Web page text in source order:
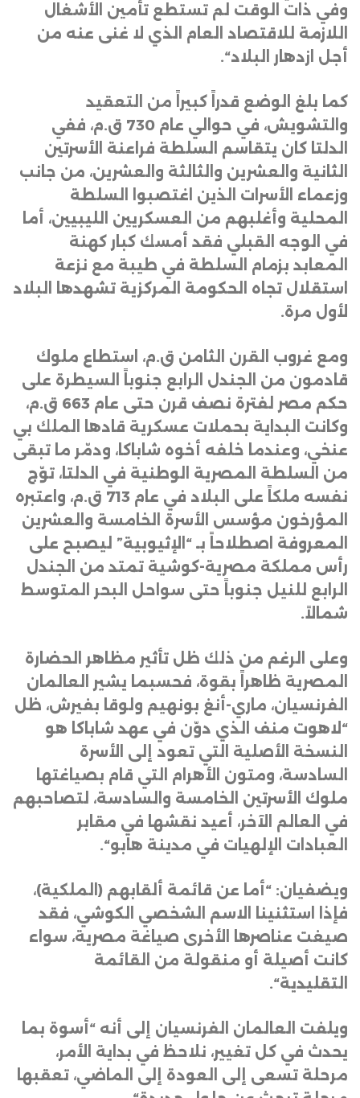
وفي ذات الوقت لم تستطع تأمين الأشغال
اللازمة للاقتصاد العام الذي لا غنى عنه من
أجل ازدهار البلاد“.
كما بلغ الوضع قدراً كبيراً من التعقيد
والتشويش، في حوالي عام 730 ق.م، ففي
الدلتا كان يتقاسم السلطة فراعنة الأسرتين
الثانية والعشرين والثالثة والعشرين، من جانب
وزعماء الأسرات الذين اغتصبوا السلطة
المحلية وأغلبهم من العسكريين الليبيين، أما
في الوجه القبلي فقد أمسك كبار كهنة
المعابد بزمام السلطة في طيبة مع نزعة
استقلال تجاه الحكومة المركزية تشهدها البلاد
لأول مرة.
ومع غروب القرن الثامن ق.م، استطاع ملوك
قادمون من الجندل الرابع جنوباً السيطرة على
حكم مصر لفترة نصف قرن حتى عام 663 ق.م،
وكانت البداية بحملات عسكرية قادها الملك بي
عنخي، وعندما خلفه أخوه شاباكا، ودمّر ما تبقى
من السلطة المصرية الوطنية في الدلتا، توّج
نفسه ملكاً على البلاد في عام 713 ق.م، واعتبره
المؤرخون مؤسس الأسرة الخامسة والعشرين
المعروفة اصطلاحاً بـ “الإثيوبية” ليصبح على
رأس مملكة مصرية-كوشية تمتد من الجندل
الرابع للنيل جنوباً حتى سواحل البحر المتوسط
شمالاً.
وعلى الرغم من ذلك ظل تأثير مظاهر الحضارة
المصرية ظاهراً بقوة، فحسبما يشير العالمان
الفرنسيان، ماري-أنغ بونهيم ولوقا بفيرش، ظل
“لاهوت منف الذي دوّن في عهد شاباكا هو
النسخة الأصلية التي تعود إلى الأسرة
السادسة، ومتون الأهرام التي قام بصياغتها
ملوك الأسرتين الخامسة والسادسة، لتصاحبهم
في العالم الآخر، أعيد نقشها في مقابر
العبادات الإلهيات في مدينة هابو“.
ويضفيان: “أما عن قائمة ألقابهم (الملكية)،
فإذا استثنينا الاسم الشخصي الكوشي، فقد
صيغت عناصرها الأخرى صياغة مصرية، سواء
كانت أصيلة أو منقولة من القائمة
التقليدية“.
ويلفت العالمان الفرنسيان إلى أنه “أسوة بما
يحدث في كل تغيير، نلاحظ في بداية الأمر،
مرحلة تسعى إلى العودة إلى الماضي، تعقبها